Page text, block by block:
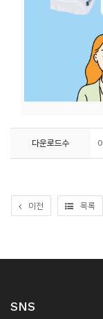
다운로드수 0
이전 목록
SNS